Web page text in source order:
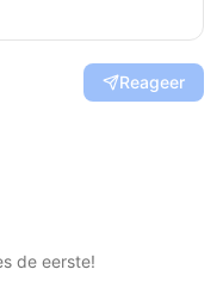
Reageer
de eerste!